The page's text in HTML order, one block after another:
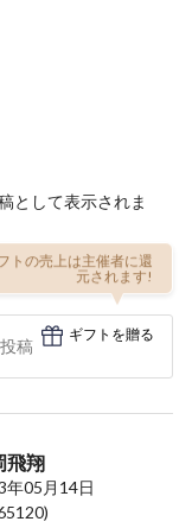
として表示されま
トの売上は主催者に還
元されます!
ギフトを贈る
飛翔
年05月14日